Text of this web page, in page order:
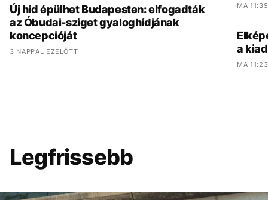
Új híd épülhet Budapesten: elfogadták
az Óbudai-sziget gyaloghídjának
koncepcióját
3 NAPPAL EZELŐTT
MA
a
MA
Legfrissebb